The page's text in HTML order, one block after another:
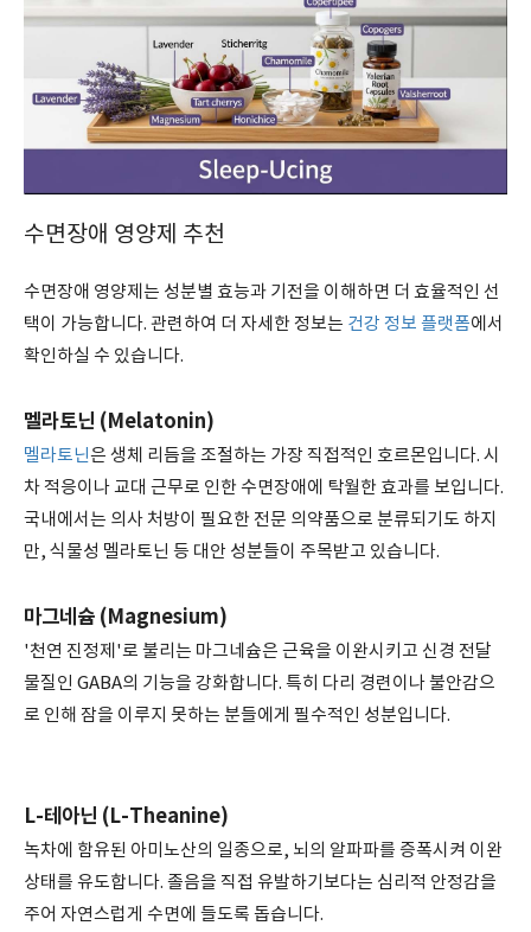
수면장애 영양제 추천
수면장애 영양제는 성분별 효능과 기전을 이해하면 더 효율적인 선
택이 가능합니다. 관련하여 더 자세한 정보는 건강 정보 플랫폼에서
확인하실 수 있습니다.
멜라토닌 (Melatonin)
멜라토닌은 생체 리듬을 조절하는 가장 직접적인 호르몬입니다. 시
차 적응이나 교대 근무로 인한 수면장애에 탁월한 효과를 보입니다.
국내에서는 의사 처방이 필요한 전문 의약품으로 분류되기도 하지
만, 식물성 멜라토닌 등 대안 성분들이 주목받고 있습니다.
마그네슘 (Magnesium)
'천연 진정제'로 불리는 마그네슘은 근육을 이완시키고 신경 전달
물질인 GABA의 기능을 강화합니다. 특히 다리 경련이나 불안감으
로 인해 잠을 이루지 못하는 분들에게 필수적인 성분입니다.
L-테아닌 (L-Theanine)
녹차에 함유된 아미노산의 일종으로, 뇌의 알파파를 증폭시켜 이완
상태를 유도합니다. 졸음을 직접 유발하기보다는 심리적 안정감을
주어 자연스럽게 수면에 들도록 돕습니다.